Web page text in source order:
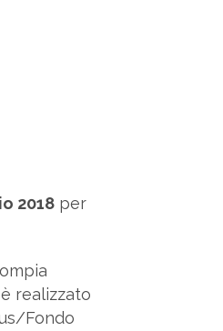
2018 per
realizzato
Fondo